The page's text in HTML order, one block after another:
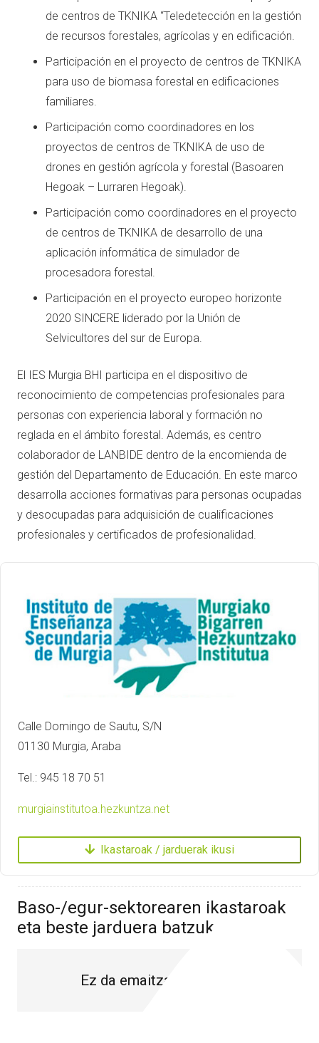
de centros de TKNIKA “Teledetección en la gestión
de recursos forestales, agrícolas y en edificación.
Participación en el proyecto de centros de TKNIKA
para uso de biomasa forestal en edificaciones
familiares.
Participación como coordinadores en los
proyectos de centros de TKNIKA de uso de
drones en gestión agrícola y forestal (Basoaren
Hegoak – Lurraren Hegoak).
Participación como coordinadores en el proyecto
de centros de TKNIKA de desarrollo de una
aplicación informática de simulador de
procesadora forestal.
Participación en el proyecto europeo horizonte
2020 SINCERE liderado por la Unión de
Selvicultores del sur de Europa.
El IES Murgia BHI participa en el dispositivo de
reconocimiento de competencias profesionales para
personas con experiencia laboral y formación no
reglada en el ámbito forestal. Además, es centro
colaborador de LANBIDE dentro de la encomienda de
gestión del Departamento de Educación. En este marco
desarrolla acciones formativas para personas ocupadas
y desocupadas para adquisición de cualificaciones
profesionales y certificados de profesionalidad.
Calle Domingo de Sautu, S/N
01130 Murgia, Araba
Tel.: 945 18 70 51
murgiainstitutoa.hezkuntza.net
Ikastaroak / jarduerak ikusi
Baso-/egur-sektorearen ikastaroak
eta beste jarduera batzuk
Ez da emaitzarik aurkitu.